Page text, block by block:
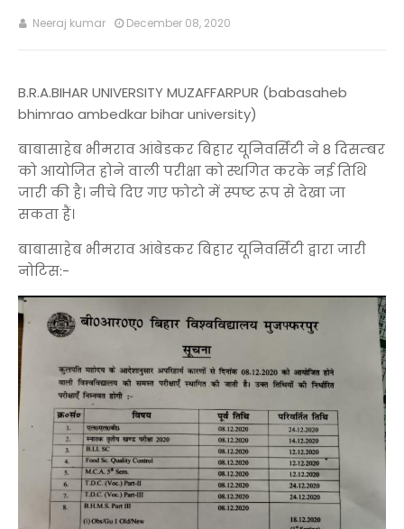
Neeraj kumar December 08, 2020
B.R.A.BIHAR UNIVERSITY MUZAFFARPUR (babasaheb
bhimrao ambedkar bihar university)
बाबासाहेब भीमराव आंबेडकर बिहार यूनिवर्सिटी ने 8 दिसम्बर
को आयोजित होने वाली परीक्षा को स्थगित करके नई तिथि
जारी की है। नीचे दिए गए फोटो में स्पष्ट रूप से देखा जा
सकता हैं।
बाबासाहेब भीमराव आंबेडकर बिहार यूनिवर्सिटी द्वारा जारी
नोटिस:-